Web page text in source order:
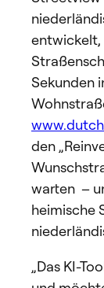
entwickelt,
Sekunden
den
warten –
heimische
„Das KI-